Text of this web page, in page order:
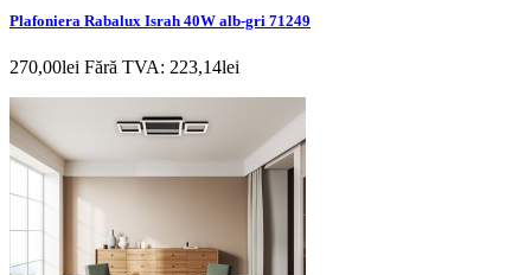
Plafoniera Rabalux Israh 40W alb-gri 71249
270,00lei Fără TVA: 223,14lei